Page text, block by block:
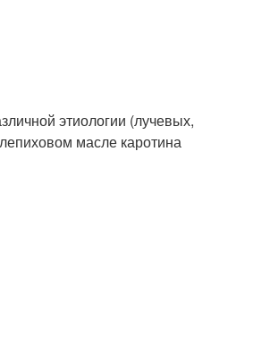
этиологии (лучевых,
масле каротина